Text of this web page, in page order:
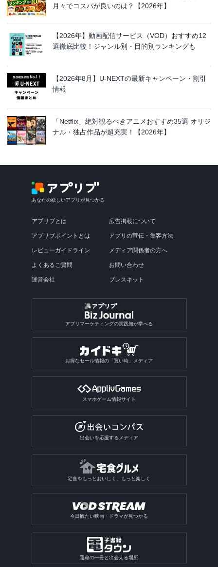
月々でコスパが良いのは？【2026年】
【2026年】動画配信サービス（VOD）おすすめ12
選徹底比較！ジャンル別・目的別ランキングも
【2026年8月】U-NEXTの最新キャンペーン・割引
情報
「Netflix」絶対観るべきアニメおすすめ35選 オリジ
ナル・独占作品が超充実！【2026年】
あなたの欲しいアプリが見つかる
アプリブとは
アプリブポイントとは
レビューガイドライン
よくあるご質問
運営会社
広告掲載について
アプリの宣伝・集客方法
メディア関係者の方へ
お問い合わせ
プレスキット
アプリマーケティングの実践知が学べる
お得なセール情報の「買い時」メディア
スマホゲーム情報サイト
出会いを応援するメディア
宅食をもっとおいしく、もっと楽しく
今日観たい映画・ドラマが見つかる
運命の一冊と出会える場所